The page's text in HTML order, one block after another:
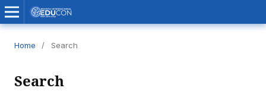
Home / Search
Search